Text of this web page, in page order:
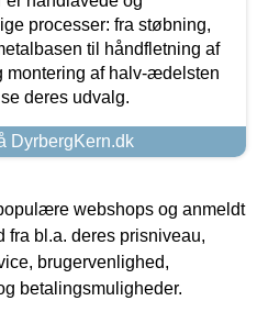
processer: fra støbning,
til håndfletning af
montering af halv-ædelsten
deres udvalg.
DyrbergKern.dk
webshops og anmeldt
fra bl.a. deres prisniveau,
brugervenlighed,
betalingsmuligheder.